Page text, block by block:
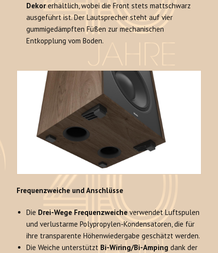
Dekorerhältlich, wobei die Front stets mattschwarz
ausgeführt ist. Der Lautsprecher steht auf vier
gummigedämpften Füßen zur mechanischen
Entkopplung vom Boden.
Frequenzweiche und Anschlüsse
Die Drei-Wege Frequenzweicheverwendet Luftspulen
und verlustarme Polypropylen-Kondensatoren, die für
ihre transparente Höhenwiedergabe geschätzt werden.
Die Weiche unterstützt Bi-Wiring/Bi-Amping dank der